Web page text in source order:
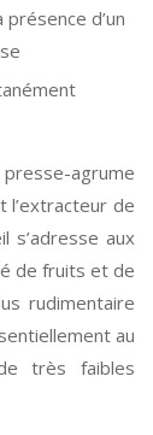
d’un
agrume
l’extracteur de
s’adresse aux
de fruits et de
rudimentaire
au
très faibles